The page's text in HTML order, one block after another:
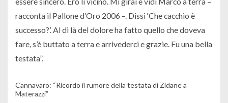
racconta il Pallone d’Oro 2006 – . Dissi ‘Che cacchio è
successo?’. Al di là del dolore ha fatto quello che doveva
fare, s’è buttato a terra e arrivederci e grazie. Fu una bella
testata”.
Cannavaro: “Ricordo il rumore della testata di Zidane a
Materazzi”